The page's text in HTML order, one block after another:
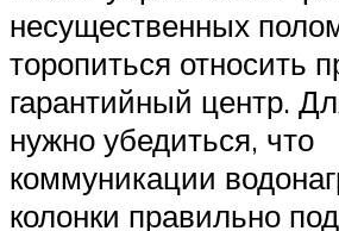
несущественных
торопиться относить
гарантийный центр.
нужно убедиться, что
коммуникации
колонки правильно